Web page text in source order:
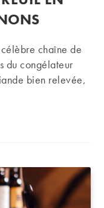
chaîne de
du congélateur
bien relevée,
un gevrey-
: médaillons de chevreuil